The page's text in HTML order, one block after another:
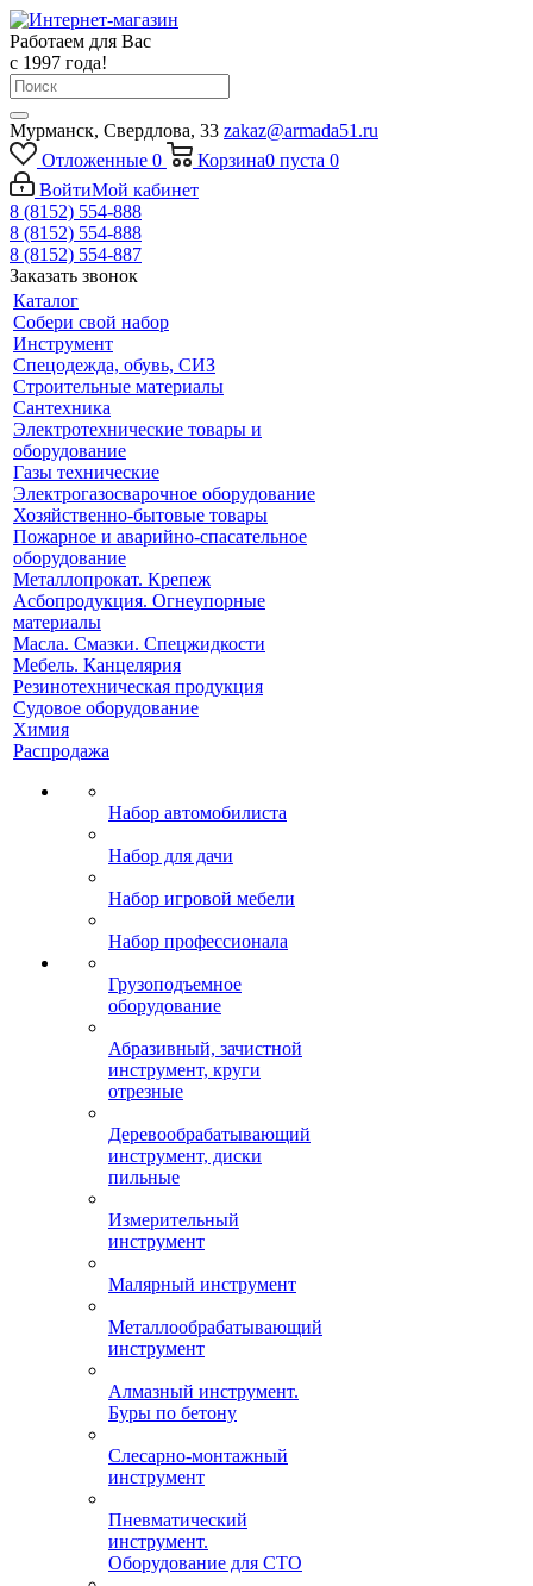
Работаем для Вас
с 1997 года!
Мурманск, Свердлова, 33 zakaz@armada51.ru
Отложенные 0 Корзина0 пуста 0
ВойтиМой кабинет
8 (8152) 554-888
8 (8152) 554-888
8 (8152) 554-887
Заказать звонок
Каталог
Собери свой набор
Инструмент
Спецодежда, обувь, СИЗ
Строительные материалы
Сантехника
Электротехнические товары и
оборудование
Газы технические
Электрогазосварочное оборудование
Хозяйственно-бытовые товары
Пожарное и аварийно-спасательное
оборудование
Металлопрокат. Крепеж
Асбопродукция. Огнеупорные
материалы
Масла. Смазки. Спецжидкости
Мебель. Канцелярия
Резинотехническая продукция
Судовое оборудование
Химия
Распродажа
Набор автомобилиста
Набор для дачи
Набор игровой мебели
Набор профессионала
Грузоподъемное
оборудование
Абразивный, зачистной
инструмент, круги
отрезные
Деревообрабатывающий
инструмент, диски
пильные
Измерительный
инструмент
Малярный инструмент
Металлообрабатывающий
инструмент
Алмазный инструмент.
Буры по бетону
Слесарно-монтажный
инструмент
Пневматический
инструмент.
Оборудование для СТО